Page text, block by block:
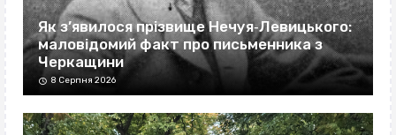
Як з’явилося прізвище Нечуя‐Левицького:
маловідомий факт про письменника з
Черкащини
8 Серпня 2026